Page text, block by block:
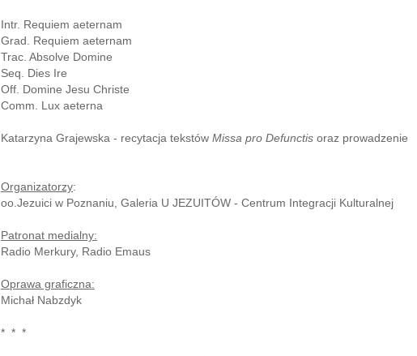
Intr. Requiem aeternam
Grad. Requiem aeternam
Trac. Absolve Domine
Seq. Dies Ire
Off. Domine Jesu Christe
Comm. Lux aeterna
Katarzyna Grajewska - recytacja tekstów Missa pro Defunctis oraz prowadzenie
Organizatorzy:
oo.Jezuici w Poznaniu, Galeria U JEZUITÓW - Centrum Integracji Kulturalnej
Patronat medialny:
Radio Merkury, Radio Emaus
Oprawa graficzna:
Michał Nabzdyk
* * *